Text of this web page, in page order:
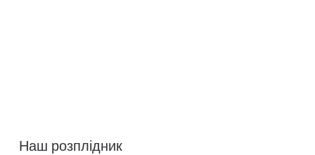
Наш розплідник